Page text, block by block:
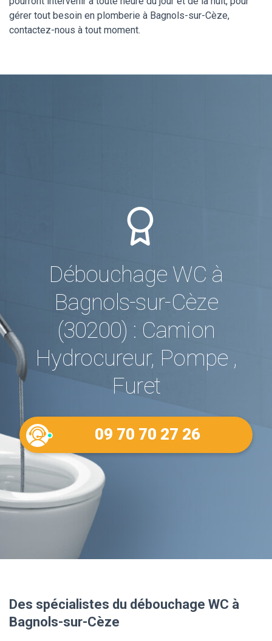
gérer tout besoin en plomberie à Bagnols-sur-Cèze,
contactez-nous à tout moment.
Débouchage WC à
Bagnols-sur-Cèze
(30200) : Camion
Hydrocureur, Pompe ,
Furet
09 70 70 27 26
Des spécialistes du débouchage WC à
Bagnols-sur-Cèze